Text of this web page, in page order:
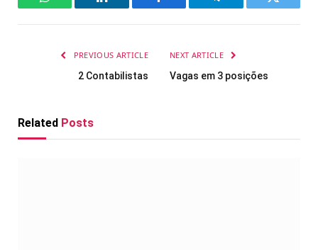
WhatsAppLinkedIn Facebook Telegram Twitter
PREVIOUS ARTICLE
2 Contabilistas
NEXT ARTICLE
Vagas em 3 posições
Related Posts